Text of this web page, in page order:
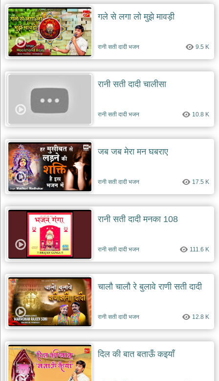
गले से लगा लो मुझे मावड़ी
रानी सती दादी भजन 9.5 K
रानी सती दादी चालीसा
रानी सती दादी भजन 10.8 K
जब जब मेरा मन घबराए
रानी सती दादी भजन 17.5 K
रानी सती दादी मनका 108
रानी सती दादी भजन 111.6 K
चालौ चालौ रे बुलावे राणी सती दादी
रानी सती दादी भजन 12.8 K
दिल की बात बताऊँ कइयाँ